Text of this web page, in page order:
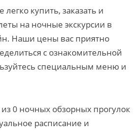
купить, заказать и
на ночные экскурсии в
Наши цены вас приятно
с ознакомительной
специальным меню и
0 ночных обзорных прогулок
расписание и